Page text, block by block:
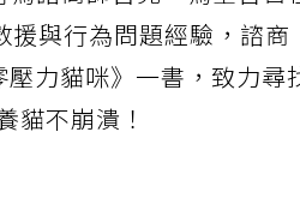
援與行為問題經驗，諮商
力貓咪》一書，致力尋
貓不崩潰！